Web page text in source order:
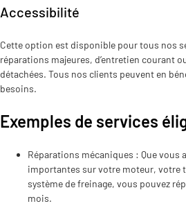
Accessibilité
Cette option est disponible pour tous nos
réparations majeures, d’entretien courant
détachées. Tous nos clients peuvent en
besoins.
Exemples de services
Réparations mécaniques : Que vous
importantes sur votre moteur, votre
système de freinage, vous pouvez
mois.